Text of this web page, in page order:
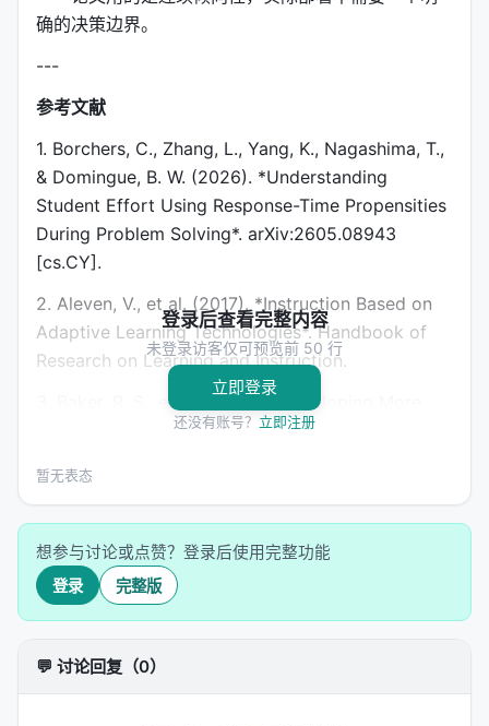
确的决策边界。
---
参考文献
1. Borchers, C., Zhang, L., Yang, K., Nagashima, T.,
& Domingue, B. W. (2026). *Understanding
Student Effort Using Response-Time Propensities
During Problem Solving*. arXiv:2605.08943
[cs.CY].
2. Aleven, V., et al. (2017). *Instruction Based on
Adaptive Learning Technologies*. Handbook of
Research on Learning and Instruction.
3. Baker, R. S., et al. (2008). *Developing More
Generalizable Detectors of Student Gaming the
登录后查看完整内容
未登录访客仅可预览前 50 行
立即登录
还没有账号？ 立即注册
暂无表态
想参与讨论或点赞？登录后使用完整功能
登录 完整版
💬 讨论回复（0）